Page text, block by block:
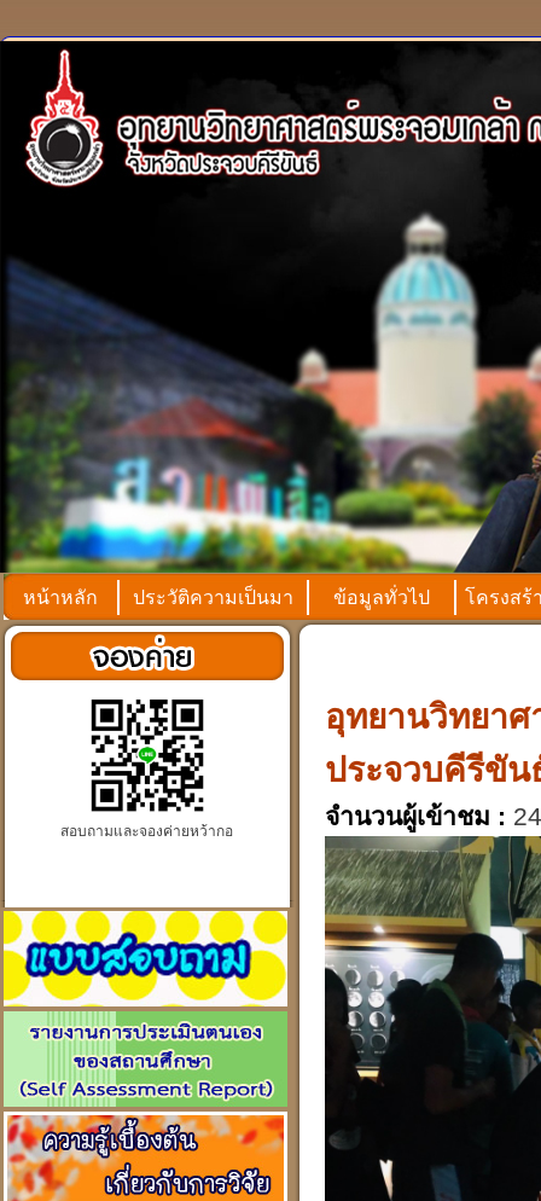
หน้าหลัก ประวัติความเป็นมา ข้อมูลทั่วไป โครงสร้
สอบถามและจองค่ายหว้ากอ
อุทยานวิทยาศ
ประจวบคีรีขัน
จำนวนผู้เข้าชม :